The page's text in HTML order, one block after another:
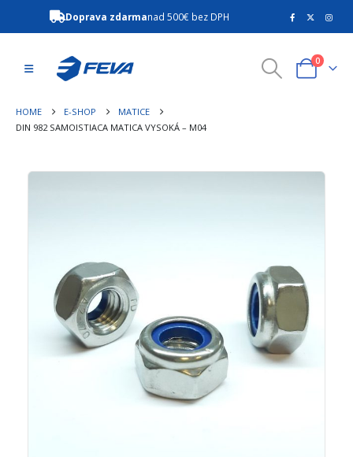
Doprava zdarmanad 500€ bez DPH
0
HOME E-SHOP
MATICE
DIN 982 SAMOISTIACA MATICA VYSOKÁ – M04